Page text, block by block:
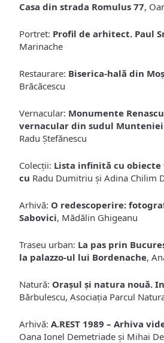
Casa din strada Romulus 77,
Portret: Profil de arhitect. Paul
Marinache
Restaurare: Biserica-hală din
Brăcăcescu
Vernacular: Monumente
vernacular din sudul
Radu Ștefănescu
Colecții: Lista infinită cu
cu Radu Dumitriu și Adina Chilim
Arhivă: O redescoperire:
Sabovici, Mădălin Ghigeanu
Traseu urban: La pas prin
la palazzo-ul lui Bordenache,
Natură: Orașul și natura nouă.
Bărbulescu, Asociația Parcul
Arhivă: A.REST 1989 – Arhiva
Oana Ionel Demetriade și Mihai